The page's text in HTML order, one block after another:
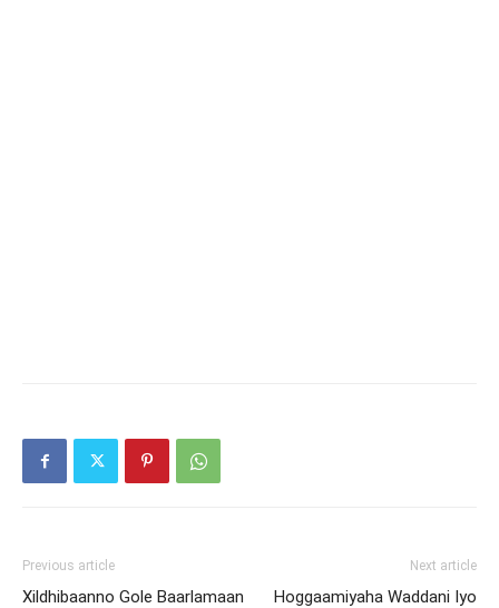
Previous article
Xildhibaanno Gole Baarlamaan
Next article
Hoggaamiyaha Waddani Iyo